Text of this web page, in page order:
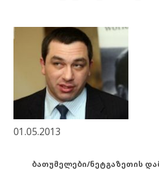
01.05.2013
ბათუმელები/ნეტგაზეთის